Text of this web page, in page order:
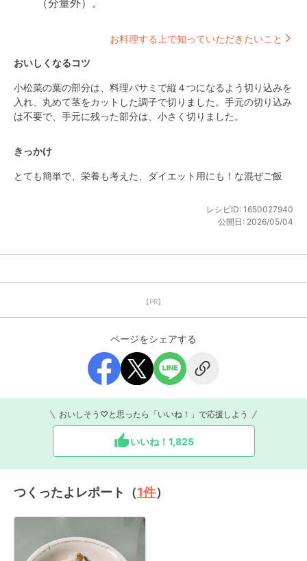
（分量外）。
お料理する上で知っていただきたいこと
おいしくなるコツ
小松菜の葉の部分は、料理バサミで縦４つになるよう切り込みを
入れ、丸めて茎をカットした調子で切りました。手元の切り込み
は不要で、手元に残った部分は、小さく切りました。
きっかけ
とても簡単で、栄養も考えた、ダイエット用にも！な混ぜご飯
レシピID: 1650027940
公開日: 2026/05/04
【PR】
ページをシェアする
おいしそう♡と思ったら「いいね！」で応援しよう
いいね！ 1,825
つくったよレポート（1件）